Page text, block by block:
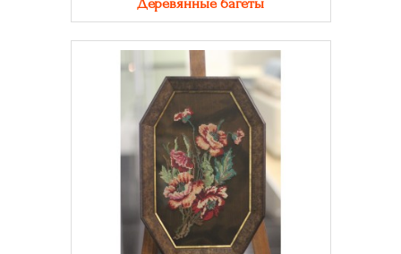
Деревянные багеты